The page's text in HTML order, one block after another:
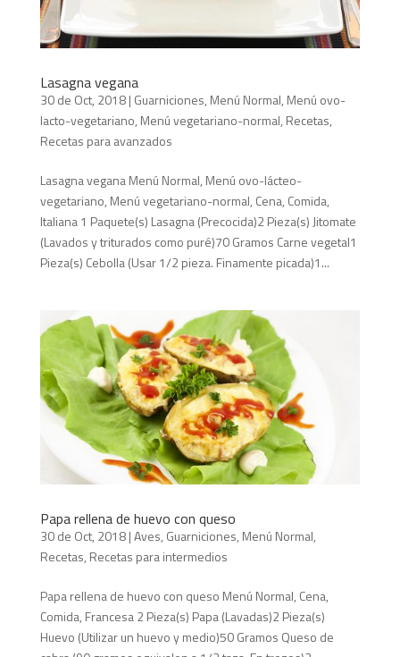
Lasagna vegana
30 de Oct, 2018| Guarniciones, Menú Normal, Menú ovo-
lacto-vegetariano, Menú vegetariano-normal, Recetas,
Recetas para avanzados
Lasagna vegana Menú Normal, Menú ovo-lácteo-
vegetariano, Menú vegetariano-normal, Cena, Comida,
Italiana 1 Paquete(s) Lasagna (Precocida)2 Pieza(s) Jitomate
(Lavados y triturados como puré)70 Gramos Carne vegetal1
Pieza(s) Cebolla (Usar 1/2 pieza. Finamente picada)1...
Papa rellena de huevo con queso
30 de Oct, 2018|Aves, Guarniciones, Menú Normal,
Recetas, Recetas para intermedios
Papa rellena de huevo con queso Menú Normal, Cena,
Comida, Francesa 2 Pieza(s) Papa (Lavadas)2 Pieza(s)
Huevo (Utilizar un huevo y medio)50 Gramos Queso de